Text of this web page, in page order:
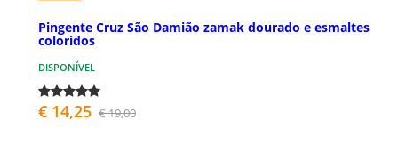
Pingente Cruz São Damião zamak dourado e esmaltes
coloridos
DISPONÍVEL
€ 14,25 € 19,00